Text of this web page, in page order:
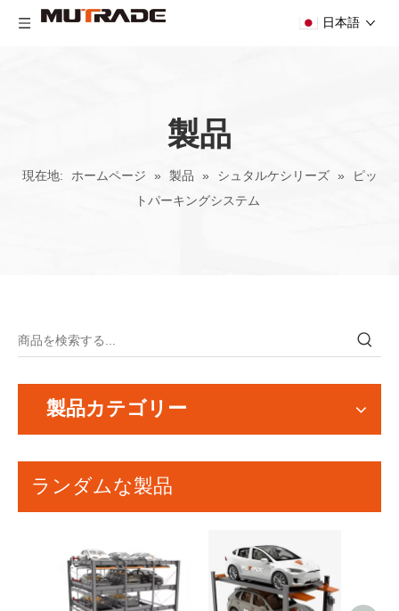
日本語
製品
現在地: ホームページ » 製品 » シュタルケシリーズ »
ピッ
トパーキングシステム
製品カテゴリー
ランダムな製品